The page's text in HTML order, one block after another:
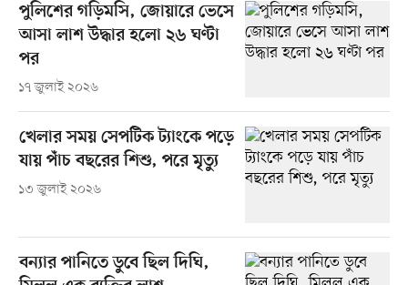
পুলিশের গড়িমসি, জোয়ারে ভেসে
আসা লাশ উদ্ধার হলো ২৬ ঘণ্টা
পর
১৭ জুলাই ২০২৬
খেলার সময় সেপটিক ট্যাংকে পড়ে
যায় পাঁচ বছরের শিশু, পরে মৃত্যু
১৩ জুলাই ২০২৬
বন্যার পানিতে ডুবে ছিল দিঘি,